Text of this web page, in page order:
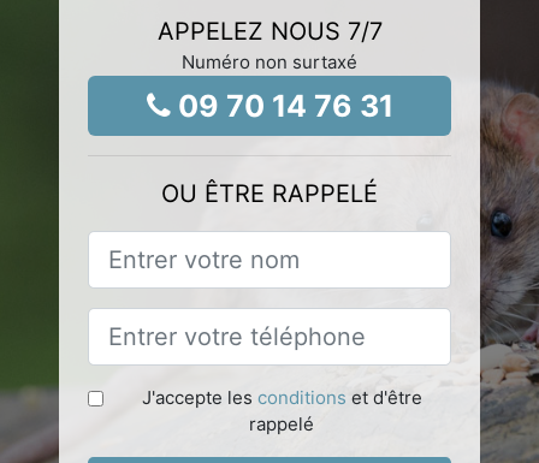
APPELEZ NOUS 7/7
Numéro non surtaxé
09 70 14 76 31
OU ÊTRE RAPPELÉ
J'accepte les conditions et d'être
rappelé